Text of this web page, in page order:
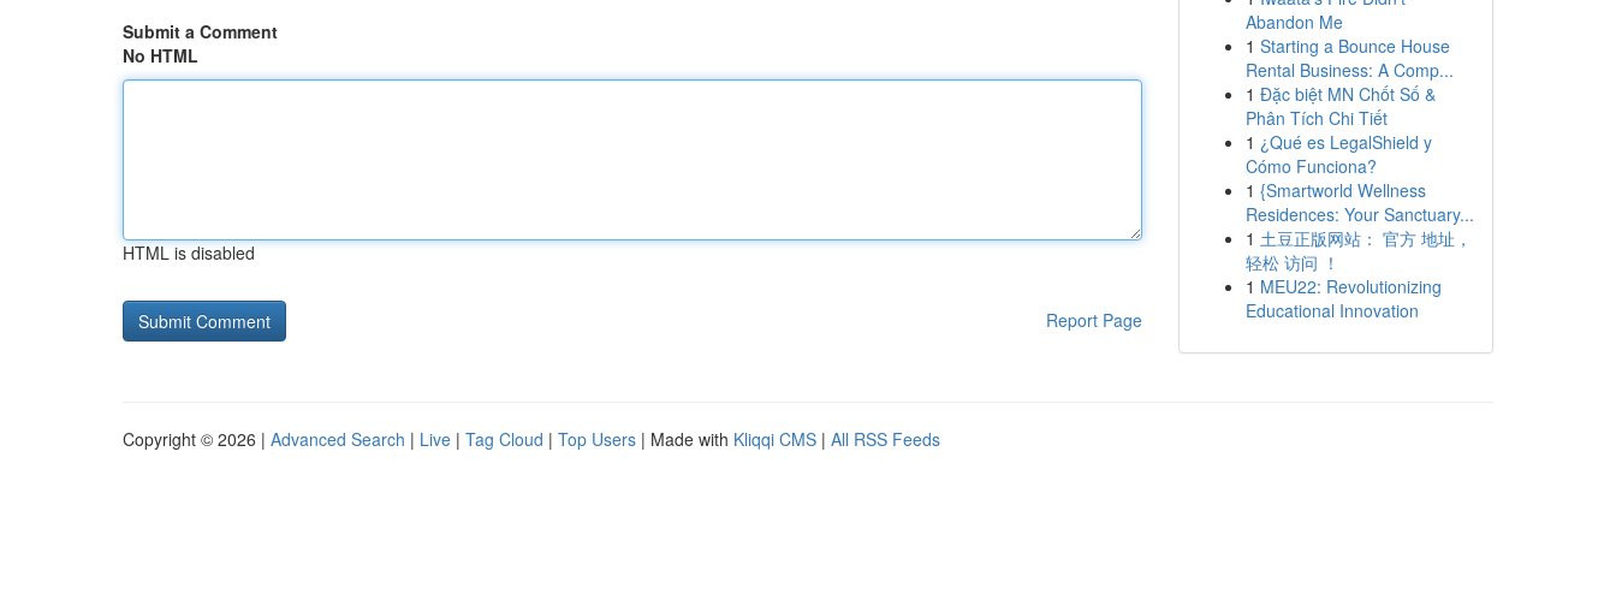
Submit a Comment
No HTML
HTML is disabled
Report Page
Abandon Me
1 Starting a Bounce House
Rental Business: A Comp...
1 Đặc biệt MN Chốt Số &
Phân Tích Chi Tiết
1 ¿Qué es LegalShield y
Cómo Funciona?
1 {Smartworld Wellness
Residences: Your Sanctuary...
1 土豆正版网站： 官方 地址，
轻松 访问 ！
1 MEU22: Revolutionizing
Educational Innovation
Copyright © 2026 | Advanced Search | Live | Tag Cloud | Top Users | Made with Kliqqi CMS | All RSS Feeds